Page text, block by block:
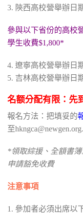
3. 陝西高校營舉辦日
參與以下省份的高校
學生收費$1,800*
4. 遼寧高校營舉辦日
5. 吉林高校營舉辦日
名额分配有限：先
報名方法：把填妥的
至
*領取綜援、全額書
申請豁免收費
注意事項
1. 參加者必須出席以